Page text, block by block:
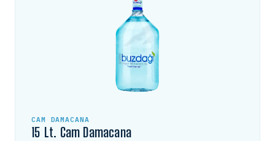
CAM DAMACANA
15 Lt. Cam Damacana